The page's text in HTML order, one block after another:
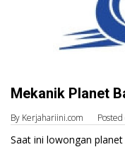
Mekanik Planet
By Kerjahariini.com Posted
Saat ini lowongan